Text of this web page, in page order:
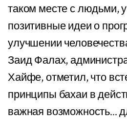
таком месте с людьми,
позитивные идеи о
улучшении
Заид Фалах,
Хайфе, отметил, что
принципы бахаи в
важная возможность...